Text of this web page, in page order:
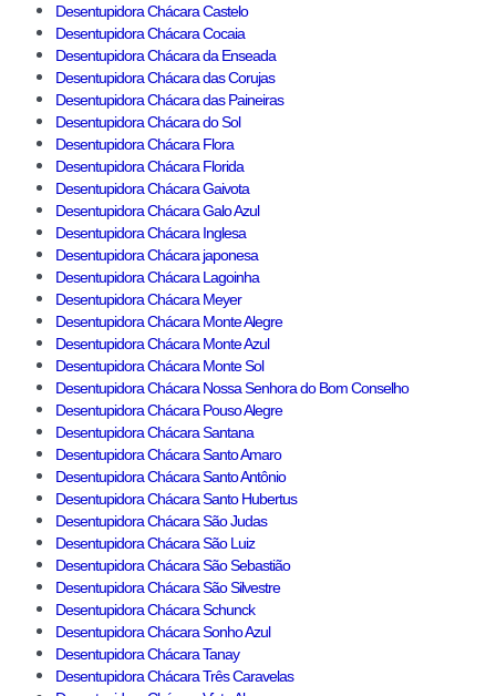
Desentupidora Chácara Castelo
Desentupidora Chácara Cocaia
Desentupidora Chácara da Enseada
Desentupidora Chácara das Corujas
Desentupidora Chácara das Paineiras
Desentupidora Chácara do Sol
Desentupidora Chácara Flora
Desentupidora Chácara Florida
Desentupidora Chácara Gaivota
Desentupidora Chácara Galo Azul
Desentupidora Chácara Inglesa
Desentupidora Chácara japonesa
Desentupidora Chácara Lagoinha
Desentupidora Chácara Meyer
Desentupidora Chácara Monte Alegre
Desentupidora Chácara Monte Azul
Desentupidora Chácara Monte Sol
Desentupidora Chácara Nossa Senhora do Bom Conselho
Desentupidora Chácara Pouso Alegre
Desentupidora Chácara Santana
Desentupidora Chácara Santo Amaro
Desentupidora Chácara Santo Antônio
Desentupidora Chácara Santo Hubertus
Desentupidora Chácara São Judas
Desentupidora Chácara São Luiz
Desentupidora Chácara São Sebastião
Desentupidora Chácara São Silvestre
Desentupidora Chácara Schunck
Desentupidora Chácara Sonho Azul
Desentupidora Chácara Tanay
Desentupidora Chácara Três Caravelas